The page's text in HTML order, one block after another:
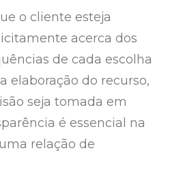
o cliente esteja
acerca dos
de cada escolha
elaboração do recurso,
seja tomada em
é essencial na
relação de